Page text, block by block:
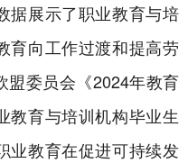
据展示了职业教育与培
育向工作过渡和提高劳
盟委员会《2024年教育
教育与培训机构毕业生
业教育在促进可持续发